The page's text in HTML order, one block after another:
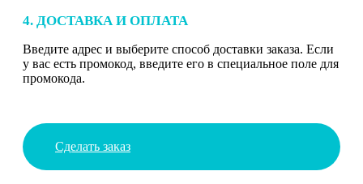
4. ДОСТАВКА И ОПЛАТА
Введите адрес и выберите способ доставки заказа. Если
у вас есть промокод, введите его в специальное поле для
промокода.
Сделать заказ